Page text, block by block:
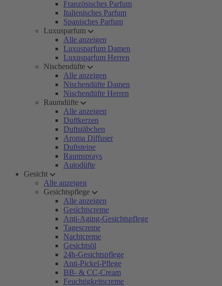
Französisches Parfum
Italienisches Parfum
Spanisches Parfum
Luxusparfum
Alle anzeigen
Luxusparfum Damen
Luxusparfum Herren
Nischendüfte
Alle anzeigen
Nischendüfte Damen
Nischendüfte Herren
Raumdüfte
Alle anzeigen
Duftkerzen
Duftstäbchen
Aroma Diffuser
Duftsteine
Raumsprays
Autodüfte
Gesicht
Alle anzeigen
Gesichtspflege
Alle anzeigen
Gesichtscreme
Anti-Aging-Gesichtspflege
Tagescreme
Nachtcreme
Gesichtsöl
24h-Gesichtspflege
Anti-Pickel-Pflege
BB- & CC-Cream
Feuchtigkeitscreme